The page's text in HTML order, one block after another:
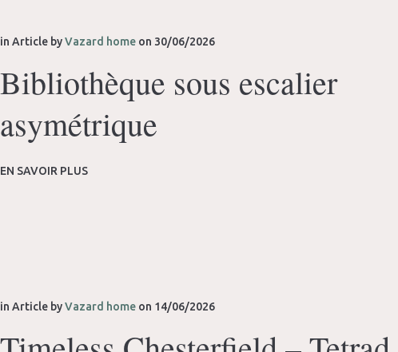
in Article byVazard home on 30/06/2026
Bibliothèque sous escalier
asymétrique
EN SAVOIR PLUS
in Article byVazard home on 14/06/2026